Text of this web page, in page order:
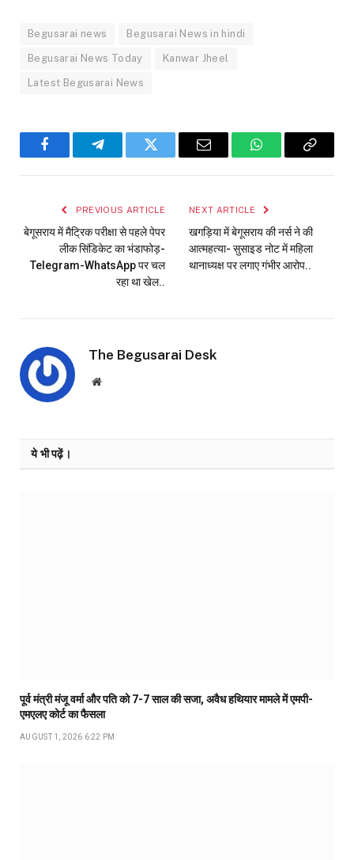
Begusarai news Begusarai News in hindi
Begusarai News Today Kanwar Jheel
Latest Begusarai News
FacebookTelegramTwitter Email WhatsAppCopy
PREVIOUS ARTICLE
बेगूसराय में मैट्रिक परीक्षा से पहले पेपर
लीक सिंडिकेट का भंडाफोड़-
Telegram-WhatsApp पर चल
रहा था खेल..
NEXT ARTICLE
खगड़िया में बेगूसराय की नर्स ने की
आत्महत्या- सुसाइड नोट में महिला
थानाध्यक्ष पर लगाए गंभीर आरोप..
The Begusarai Desk
Website
ये भी पढ़ें।
पूर्व मंत्री मंजू वर्मा और पति को 7-7 साल की सजा, अवैध हथियार मामले में एमपी-
एमएलए कोर्ट का फैसला
AUGUST 1, 2026 6:22 PM